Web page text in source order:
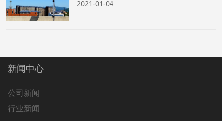
2021-01-04
新闻中心
公司新闻
行业新闻